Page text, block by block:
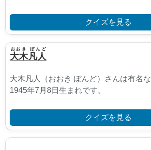
クイズを見る
大木凡人
おおき ぼんど
大木凡人（おおき ぼんど）さんは有名な
1945年7月8日生まれです。
クイズを見る